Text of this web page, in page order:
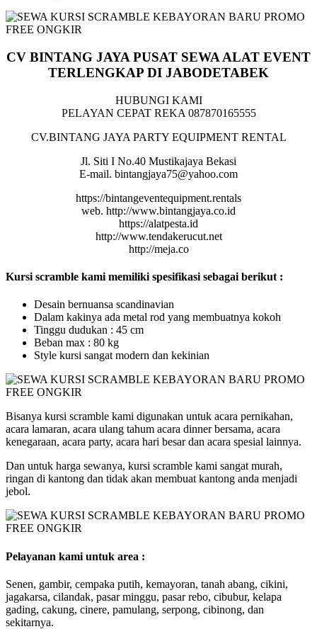
CV BINTANG JAYA PUSAT SEWA ALAT EVENT
TERLENGKAP DI JABODETABEK
HUBUNGI KAMI
PELAYAN CEPAT REKA 087870165555
CV.BINTANG JAYA PARTY EQUIPMENT RENTAL
Jl. Siti I No.40 Mustikajaya Bekasi
E-mail. bintangjaya75@yahoo.com
https://bintangeventequipment.rentals
web. http://www.bintangjaya.co.id
https://alatpesta.id
http://www.tendakerucut.net
http://meja.co
Kursi scramble kami memiliki spesifikasi sebagai berikut :
Desain bernuansa scandinavian
Dalam kakinya ada metal rod yang membuatnya kokoh
Tinggu dudukan : 45 cm
Beban max : 80 kg
Style kursi sangat modern dan kekinian
Bisanya kursi scramble kami digunakan untuk acara pernikahan,
acara lamaran, acara ulang tahum acara dinner bersama, acara
kenegaraan, acara party, acara hari besar dan acara spesial lainnya.
Dan untuk harga sewanya, kursi scramble kami sangat murah,
ringan di kantong dan tidak akan membuat kantong anda menjadi
jebol.
Pelayanan kami untuk area :
Senen, gambir, cempaka putih, kemayoran, tanah abang, cikini,
jagakarsa, cilandak, pasar minggu, pasar rebo, cibubur, kelapa
gading, cakung, cinere, pamulang, serpong, cibinong, dan
sekitarnya.